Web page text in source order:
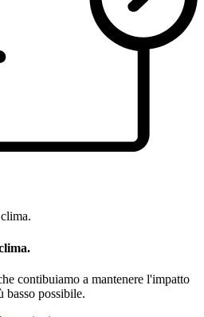
contibuiamo a mantenere l'impatto
basso possibile.